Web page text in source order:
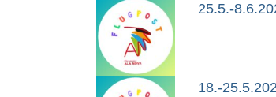
25.5.-
18.-